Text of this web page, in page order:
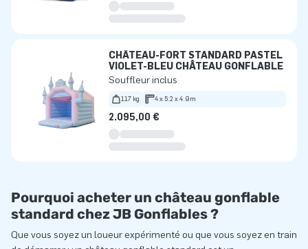
CHÂTEAU-FORT STANDARD PASTEL
VIOLET-BLEU CHÂTEAU GONFLABLE
Souffleur inclus
117 kg 4 x 5.2 x 4.9m
2.095,00 €
Pourquoi acheter un château gonflable
standard chez JB Gonflables ?
Que vous soyez un loueur expérimenté ou que vous soyez en train